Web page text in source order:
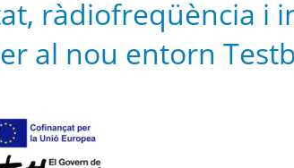
ràdiofreqüència i
al nou entorn